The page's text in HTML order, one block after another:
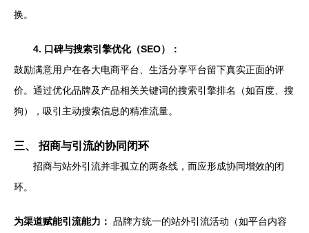
换。
4. 口碑与搜索引擎优化（SEO）：
鼓励满意用户在各大电商平台、生活分享平台留下真实正面的评
价。通过优化品牌及产品相关关键词的搜索引擎排名（如百度、搜
狗），吸引主动搜索信息的精准流量。
三、 招商与引流的协同闭环
招商与站外引流并非孤立的两条线，而应形成协同增效的闭
环。
为渠道赋能引流能力： 品牌方统一的站外引流活动（如平台内容